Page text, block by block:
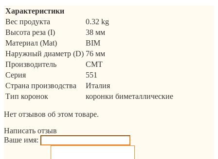
Характеристики
Вес продукта
0.32 kg
Высота реза (I)
38 мм
Материал (Mat)
BIM
Наружный диаметр (D) 76 мм
Производитель
CMT
Серия
551
Страна производства
Италия
Тип коронок
коронки биметаллические
Нет отзывов об этом товаре.
Написать отзыв
Ваше имя: